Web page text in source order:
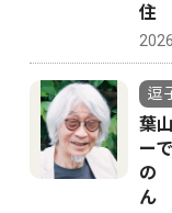
住
逗
葉
ー
の
ん